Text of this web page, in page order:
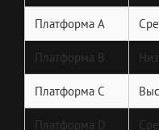
Платформа A
Платформа B
Платформа C
Платформа D